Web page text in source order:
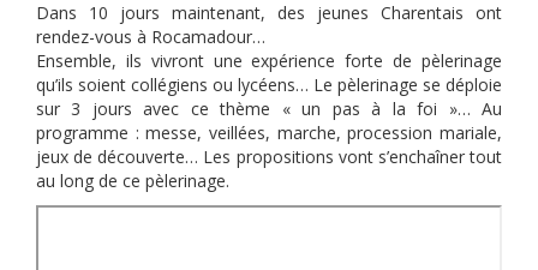
Dans 10 jours maintenant, des jeunes Charentais ont
rendez-vous à Rocamadour…
Ensemble, ils vivront une expérience forte de pèlerinage
qu’ils soient collégiens ou lycéens… Le pèlerinage se déploie
sur 3 jours avec ce thème « un pas à la foi »… Au
programme : messe, veillées, marche, procession mariale,
jeux de découverte… Les propositions vont s’enchaîner tout
au long de ce pèlerinage.